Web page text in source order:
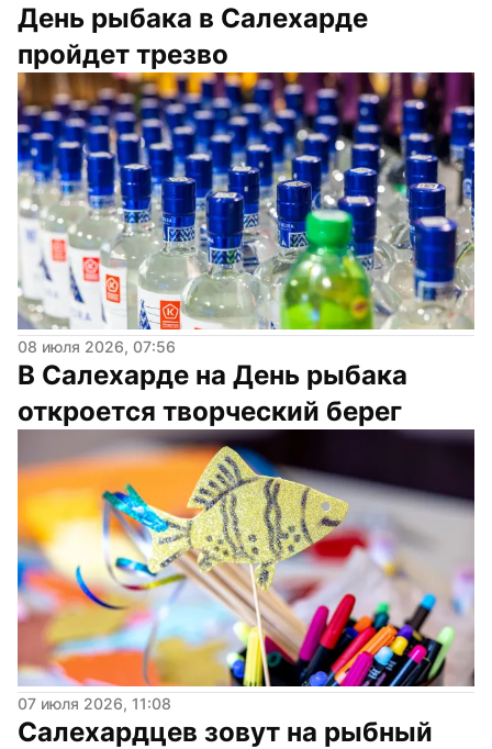
День рыбака в Салехарде
пройдет трезво
08 июля 2026, 07:56
В Салехарде на День рыбака
откроется творческий берег
07 июля 2026, 11:08
Салехардцев зовут на рыбный